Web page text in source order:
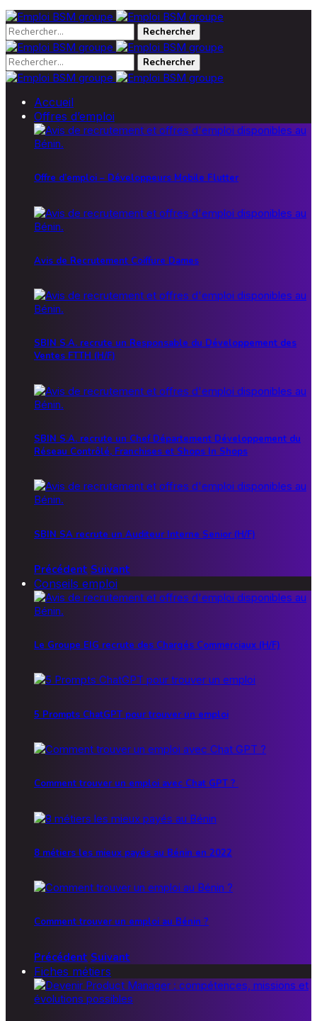
Rechercher :
Rechercher :
Accueil
Offres d’emploi
Offre d’emploi – Développeurs Mobile Flutter
Avis de Recrutement Coiffure Dames
SBIN S.A. recrute un Responsable du Développement des
Ventes FTTH (H/F)
SBIN S.A. recrute un Chef Département Développement du
Réseau Contrôlé, Franchises et Shops In Shops
SBIN SA recrute un Auditeur Interne Senior (H/F)
Précédent Suivant
Conseils emploi
Le Groupe EIG recrute des Chargés Commerciaux (H/F)
5 Prompts ChatGPT pour trouver un emploi
Comment trouver un emploi avec Chat GPT ?
8 métiers les mieux payés au Bénin en 2022
Comment trouver un emploi au Bénin ?
Précédent Suivant
Fiches métiers